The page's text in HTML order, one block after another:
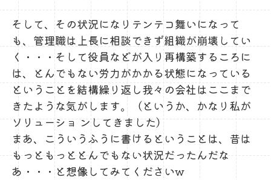
そして、その状況になりテンテコ舞いになって
も、管理職は上長に相談できず組織が崩壊してい
く・・・そして役員などが入り再構築するころに
は、とんでもない労力がかかる状態になっている
ということを結構繰り返し我々の会社はここまで
きたような気がします。（というか、かなり私が
ソリューショ ンしてきました）
まあ、こういうふうに書けるということは、昔は
もっともっととんでもない状況だったんだな
あ・・・と想像してみてくださいw